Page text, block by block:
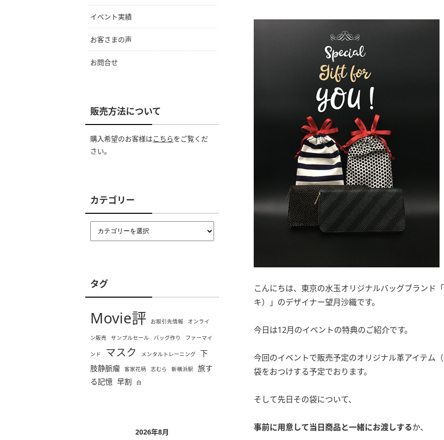
こんにちは、東京の水玉オリジナルバッグブランド
キ）」のデザイナー望月沙織です。
今日は12月のイベントの特典のご紹介です。
今回のイベントで販売予定のオリジナル革アイテム
袋をおつけする予定でおります。
そして先日その袋について、
事前に用意して当日商品と一緒にお渡しするか、
イベント実績
お客さまの声
お問合せ
販売方法について
購入希望のお客様はこちらをご覧くだ
さい。
カテゴリー
タグ
Movie評 お取引先情報 オンライ
ン販売 サンプルセール バッグ作り ファーマイ
ンド マスク メンタルトレーニング
下
肢静脈瘤
客家花柄 志むら 新横浜駅
旅す
る記憶 早割 白
2026年8月